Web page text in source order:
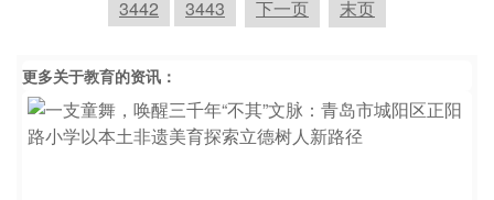
3442
3443 下一页 末页
更多关于教育的资讯：